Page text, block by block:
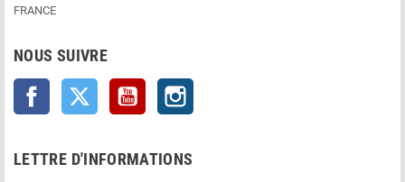
FRANCE
NOUS SUIVRE
Facebook Twitter YouTube
LETTRE D'INFORMATIONS